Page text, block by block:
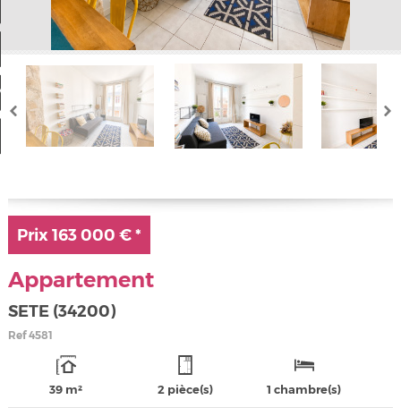
Nos offres
Mon compte
sélection
Prix163 000 €*
Appartement
SETE (34200)
Ref4581
39 m² 2 pièce(s) 1 chambre(s)